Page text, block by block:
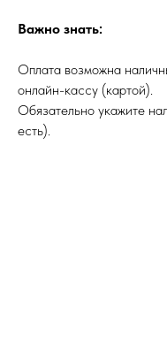
Важно знать:
Оплата возможна
онлайн-кассу (картой).
Обязательно укажите
есть).